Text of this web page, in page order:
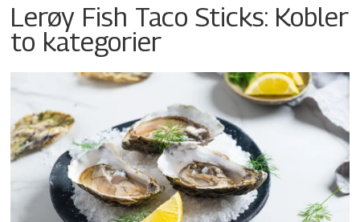
Lerøy Fish Taco Sticks: Kobler
to kategorier